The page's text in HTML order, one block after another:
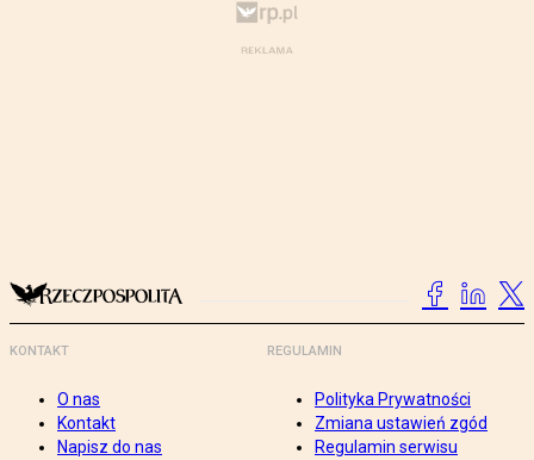
KONTAKT
O nas
Kontakt
Napisz do nas
REGULAMIN
Polityka Prywatności
Zmiana ustawień zgód
Regulamin serwisu